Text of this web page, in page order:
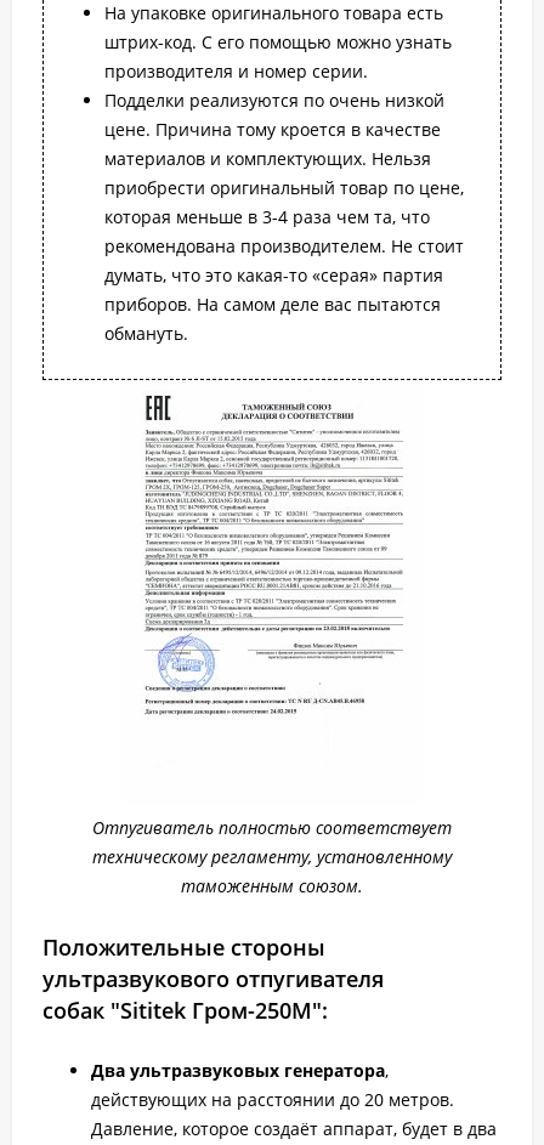
На упаковке оригинального товара есть
штрих-код. С его помощью можно узнать
производителя и номер серии.
Подделки реализуются по очень низкой
цене. Причина тому кроется в качестве
материалов и комплектующих. Нельзя
приобрести оригинальный товар по цене,
которая меньше в 3-4 раза чем та, что
рекомендована производителем. Не стоит
думать, что это какая-то «серая» партия
приборов. На самом деле вас пытаются
обмануть.
Отпугиватель полностью соответствует
техническому регламенту, установленному
таможенным союзом.
Положительные стороны
ультразвукового отпугивателя
собак "Sititek Гром-250М":
Два ультразвуковых генератора,
действующих на расстоянии до 20 метров.
Давление, которое создаёт аппарат, будет в два